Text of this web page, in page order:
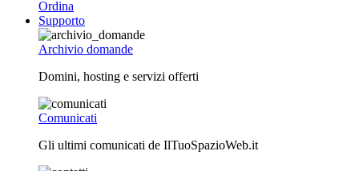
Ordina
Supporto
Archivio domande
Domini, hosting e servizi offerti
Comunicati
Gli ultimi comunicati de IlTuoSpazioWeb.it